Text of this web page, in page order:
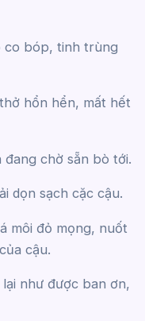
co bóp, tinh trùng
hổn hển, mất hết
đang chờ sẵn bò tới.
dọn sạch cặc cậu.
môi đỏ mọng, nuốt
cậu.
như được ban ơn,